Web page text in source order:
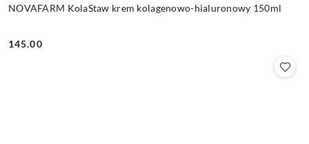
NOVAFARM KolaStaw krem kolagenowo-hialuronowy 150ml
Cena:
145.00